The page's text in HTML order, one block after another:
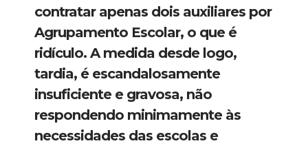
contratar apenas dois auxiliares por
Agrupamento Escolar, o que é
ridículo. A medida desde logo,
tardia, é escandalosamente
insuficiente e gravosa, não
respondendo minimamente às
necessidades das escolas e